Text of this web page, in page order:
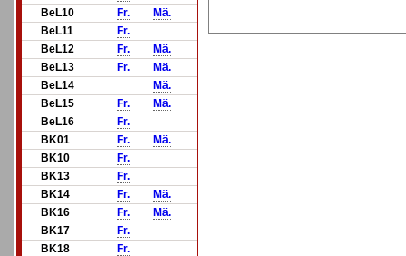
BeL10
Fr.
Mä.
BeL11
Fr.
BeL12
Fr.
Mä.
BeL13
Fr.
Mä.
BeL14
Mä.
BeL15
Fr.
Mä.
BeL16
Fr.
BK01
Fr.
Mä.
BK10
Fr.
BK13
Fr.
BK14
Fr.
Mä.
BK16
Fr.
Mä.
BK17
Fr.
BK18
Fr.